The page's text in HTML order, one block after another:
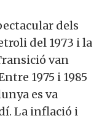
dels
del 1973 i la
van
1975 i 1985
es va
La inflació i